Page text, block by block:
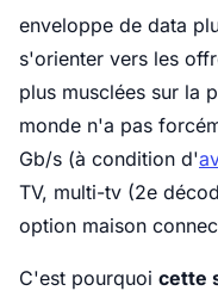
enveloppe de data
s'orienter vers les
plus musclées sur la
monde n'a pas
Gb/s (à condition d'
TV, multi-tv (2e
option maison
C'est pourquoi cette